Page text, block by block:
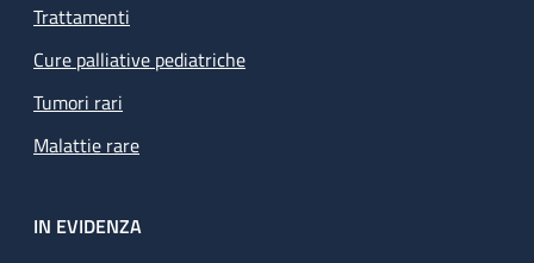
Trattamenti
Cure palliative pediatriche
Tumori rari
Malattie rare
IN EVIDENZA